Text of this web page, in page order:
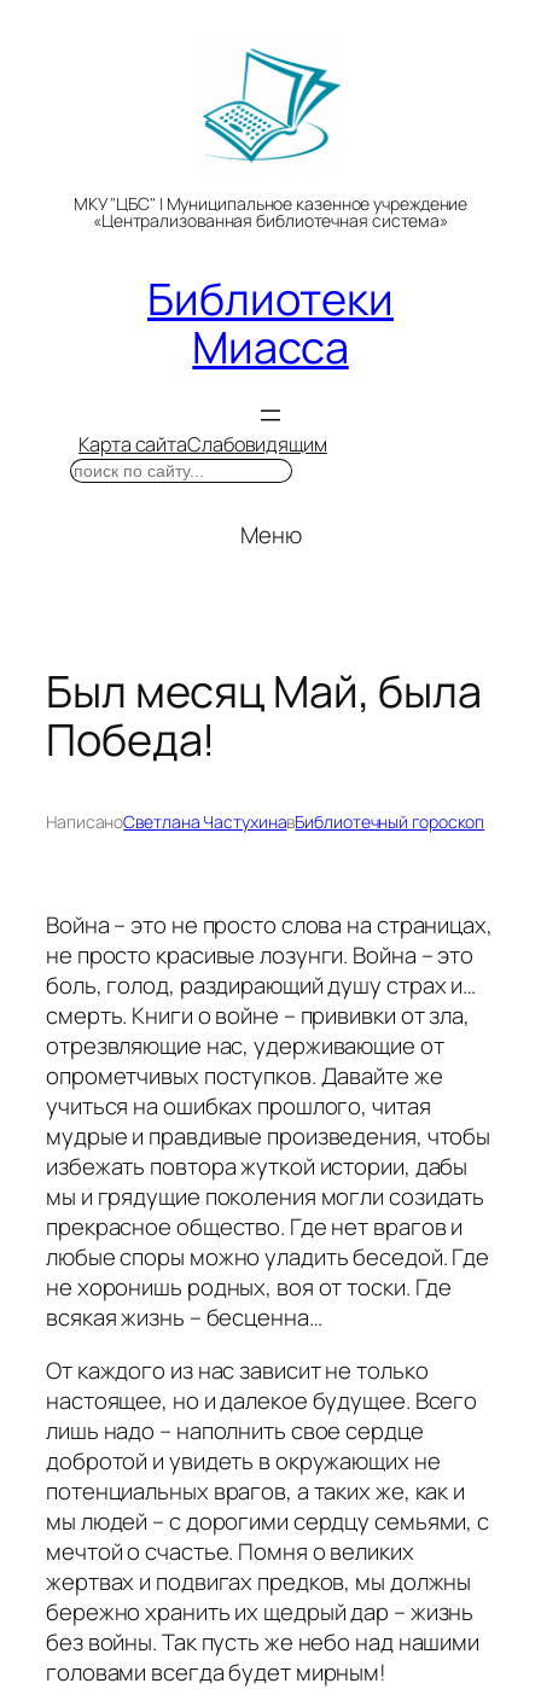
МКУ "ЦБС" | Муниципальное казенное учреждение
«Централизованная библиотечная система»
Библиотеки
Миасса
Карта сайтаСлабовидящим
Поиск
Меню
Был месяц Май, была
Победа!
НаписаноСветлана ЧастухинавБиблиотечный гороскоп
Война – это не просто слова на страницах,
не просто красивые лозунги. Война – это
боль, голод, раздирающий душу страх и…
смерть. Книги о войне – прививки от зла,
отрезвляющие нас, удерживающие от
опрометчивых поступков. Давайте же
учиться на ошибках прошлого, читая
мудрые и правдивые произведения, чтобы
избежать повтора жуткой истории, дабы
мы и грядущие поколения могли созидать
прекрасное общество. Где нет врагов и
любые споры можно уладить беседой. Где
не хоронишь родных, воя от тоски. Где
всякая жизнь – бесценна…
От каждого из нас зависит не только
настоящее, но и далекое будущее. Всего
лишь надо – наполнить свое сердце
добротой и увидеть в окружающих не
потенциальных врагов, а таких же, как и
мы людей – с дорогими сердцу семьями, с
мечтой о счастье. Помня о великих
жертвах и подвигах предков, мы должны
бережно хранить их щедрый дар – жизнь
без войны. Так пусть же небо над нашими
головами всегда будет мирным!